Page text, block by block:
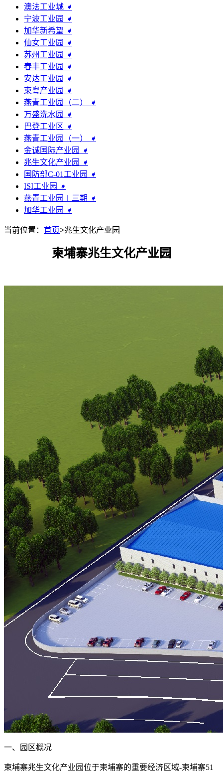
澳法工业城 ➧
宁波工业园
➧
加华新希望 ➧
仙女工业园
➧
苏州工业园
➧
春丰工业园
➧
安达工业园
➧
柬粤产业园
➧
燕青工业园（二）
➧
万盛洗水园
➧
巴登工业区 ➧
燕青工业园（一）
➧
金诚国际产业园
➧
兆生文化产业园
➧
国防部C-01工业园
➧
ISI工业园
➧
燕青工业园∣三期 ➧
加华工业园
➧
当前位置： 首页>兆生文化产业园
柬埔寨兆生文化产业园
一、园区概况
柬埔寨兆生文化产业园位于柬埔寨的重要经济区域-柬埔寨51